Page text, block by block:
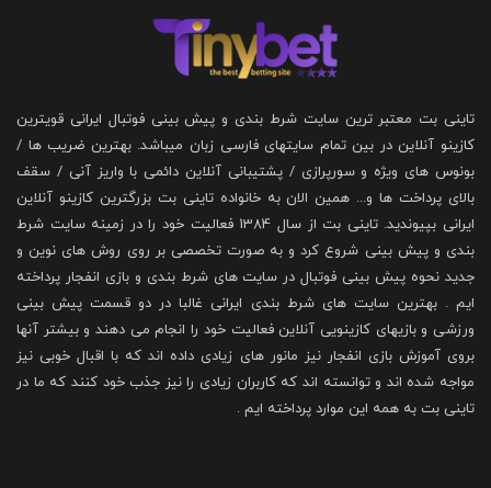
تاینی بت معتبر ترین سایت شرط بندی و پیش بینی فوتبال ایرانی قویترین
کازینو آنلاین در بین تمام سایتهای فارسی زبان میباشد. بهترین ضریب ها /
بونوس های ویژه و سورپرازی / پشتیبانی آنلاین دائمی با واریز آنی / سقف
بالای پرداخت ها و... همین الان به خانواده تاینی بت بزرگترین کازینو آنلاین
ایرانی بپیوندید. تاینی بت از سال 1384 فعالیت خود را در زمینه سایت شرط
بندی و پیش بینی شروع کرد و به صورت تخصصی بر روی روش های نوین و
جدید نحوه پیش بینی فوتبال در سایت های شرط بندی و بازی انفجار پرداخته
ایم . بهترین سایت های شرط بندی ایرانی غالبا در دو قسمت پیش بینی
ورزشی و بازیهای کازینویی آنلاین فعالیت خود را انجام می دهند و بیشتر آنها
بروی آموزش بازی انفجار نیز مانور های زیادی داده اند که با اقبال خوبی نیز
مواجه شده اند و توانسته اند که کاربران زیادی را نیز جذب خود کنند که ما در
تاینی بت به همه این موارد پرداخته ایم .